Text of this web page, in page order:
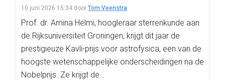
10 juni 2026 15:34 door Tom Veenstra
Prof. dr. Amina Helmi, hoogleraar sterrenkunde aan
de Rijksuniversiteit Groningen, krijgt dit jaar de
prestigieuze Kavli-prijs voor astrofysica, een van de
hoogste wetenschappelijke onderscheidingen na de
Nobelprijs. Ze krijgt de…